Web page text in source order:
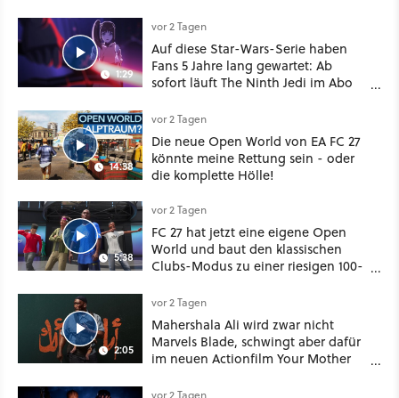
1:29
vor 2 Tagen
Auf diese Star-Wars-Serie haben
Fans 5 Jahre lang gewartet: Ab
sofort läuft The Ninth Jedi im Abo
14:38
vor 2 Tagen
Die neue Open World von EA FC 27
könnte meine Rettung sein - oder
die komplette Hölle!
5:38
vor 2 Tagen
FC 27 hat jetzt eine eigene Open
World und baut den klassischen
Clubs-Modus zu einer riesigen 100-
2:05
vor 2 Tagen
Mahershala Ali wird zwar nicht
Marvels Blade, schwingt aber dafür
im neuen Actionfilm Your Mother
Schwert
vor 2 Tagen